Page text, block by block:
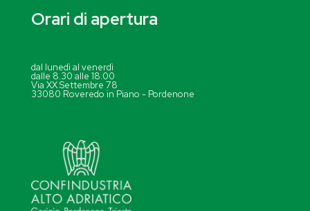
Orari di apertura
dal lunedì al venerdì
dalle 8.30 alle 18.00
Via XX Settembre 78
33080 Roveredo in Piano - Pordenone